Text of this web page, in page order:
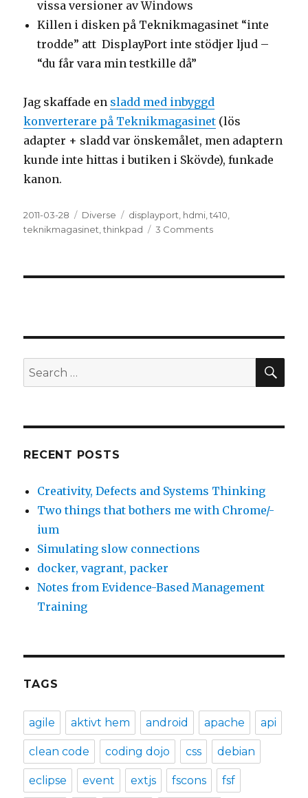
vissa versioner av Windows
Killen i disken på Teknikmagasinet “inte
trodde” att DisplayPort inte stödjer ljud –
“du får vara min testkille då”
Jag skaffade en sladd med inbyggd
konverterare på Teknikmagasinet (lös
adapter + sladd var önskemålet, men adaptern
kunde inte hittas i butiken i Skövde), funkade
kanon.
Posted
on
2011-03-28 Categories
Diverse Tags
displayport hdmi ,t410
teknikmagasinet ,thinkpad 3 Comments
Search
for:
RECENT POSTS
Creativity, Defects and Systems Thinking
Two things that bothers me with Chrome/-
ium
Simulating slow connections
docker, vagrant, packer
Notes from Evidence-Based Management
Training
TAGS
agile aktivt hem android apache api
clean code coding dojo css debian
eclipse event extjs fscons fsf